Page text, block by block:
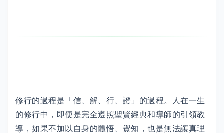
修行的過程是「信、解、行、證」的過程。人在一生
的修行中，即便是完全遵照聖賢經典和導師的引領教
導，如果不加以自身的體悟、覺知，也是無法讓真理